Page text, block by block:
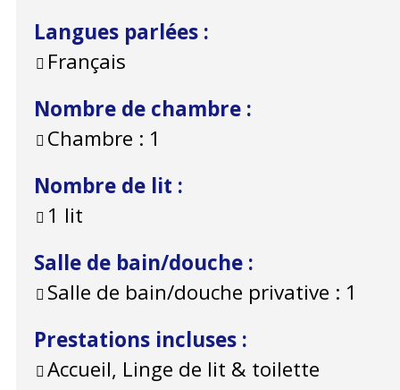
Langues parlées :
Français
Nombre de chambre :
Chambre : 1
Nombre de lit :
1 lit
Salle de bain/douche :
Salle de bain/douche privative : 1
Prestations incluses :
Accueil, Linge de lit & toilette